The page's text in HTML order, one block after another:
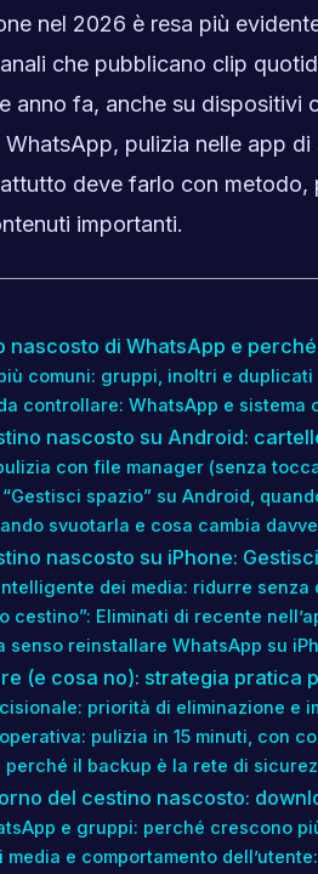
nel 2026 è resa più
che pubblicano clip
anno fa, anche su dispositivi
pulizia nelle app
deve farlo con
importanti.
nascosto di WhatsApp e
comuni: gruppi, inoltri e duplicati
controllare: WhatsApp e sistema
nascosto su Android:
con file manager (senza
spazio” su Android,
svuotarla e cosa cambia
nascosto su iPhone:
dei media: ridurre
cestino”: Eliminati di recente
senso reinstallare WhatsApp su
(e cosa no): strategia pratica
priorità di eliminazione e
pulizia in 15 minuti, con
perché il backup è la rete di
del cestino nascosto:
e gruppi: perché crescono
media e comportamento